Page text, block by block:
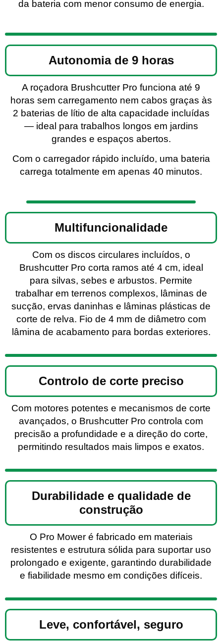
da bateria com menor consumo de energia.
Autonomia de 9 horas
A roçadora Brushcutter Pro funciona até 9
horas sem carregamento nem cabos graças às
2 baterias de lítio de alta capacidade incluídas
— ideal para trabalhos longos em jardins
grandes e espaços abertos.
Com o carregador rápido incluído, uma bateria
carrega totalmente em apenas 40 minutos.
Multifuncionalidade
Com os discos circulares incluídos, o
Brushcutter Pro corta ramos até 4 cm, ideal
para silvas, sebes e arbustos. Permite
trabalhar em terrenos complexos, lâminas de
sucção, ervas daninhas e lâminas plásticas de
corte de relva. Fio de 4 mm de diâmetro com
lâmina de acabamento para bordas exteriores.
Controlo de corte preciso
Com motores potentes e mecanismos de corte
avançados, o Brushcutter Pro controla com
precisão a profundidade e a direção do corte,
permitindo resultados mais limpos e exatos.
Durabilidade e qualidade de
construção
O Pro Mower é fabricado em materiais
resistentes e estrutura sólida para suportar uso
prolongado e exigente, garantindo durabilidade
e fiabilidade mesmo em condições difíceis.
Leve, confortável, seguro